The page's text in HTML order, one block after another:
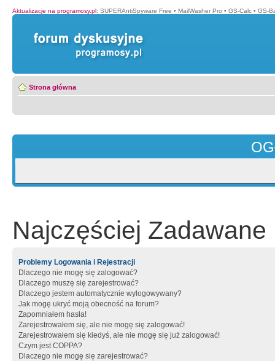
Aktualizacje na programosy.pl: SUPERAntiSpyware Free • MailWasher Pro • GS-Calc • GS-
Strona główna
Najczęściej Zadawane
Problemy Logowania i Rejestracji
Dlaczego nie mogę się zalogować?
Dlaczego muszę się zarejestrować?
Dlaczego jestem automatycznie wylogowywany?
Jak mogę ukryć moją obecność na forum?
Zapomniałem hasła!
Zarejestrowałem się, ale nie mogę się zalogować!
Zarejestrowałem się kiedyś, ale nie mogę się już zalogować!
Czym jest COPPA?
Dlaczego nie mogę się zarejestrować?